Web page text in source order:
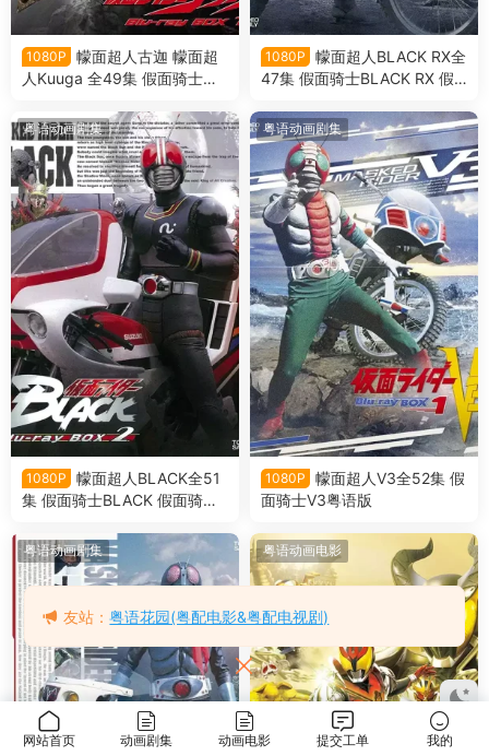
1080P
幪面超人古迦 幪面超
人Kuuga 全49集 假面骑士空
1080P
幪面超人BLACK RX全
47集 假面骑士BLACK RX 假
粤语动画剧集
1080P
幪面超人BLACK全51
集 假面骑士BLACK 假面骑士
粤语动画剧集
1080P
幪面超人V3全52集 假
面骑士V3粤语版
粤语动画剧集 粤语动画电影
网站首页 动画剧集 动画电影 提交工单 我的
友站：粤语花园(粤配电影&粤配电视剧)